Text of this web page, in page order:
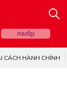
ភាសាខ្មែរ
CÁCH HÀNH CHÍNH